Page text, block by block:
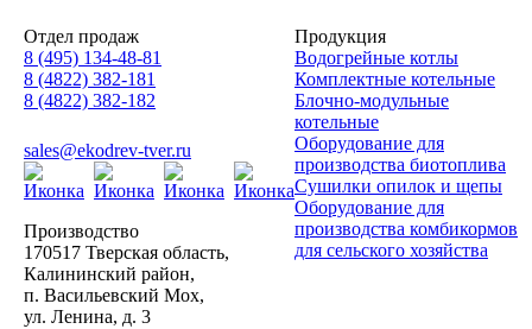
Отдел продаж
8 (495) 134-48-81
8 (4822) 382-181
8 (4822) 382-182
sales@ekodrev-tver.ru
Производство
170517 Тверская область,
Калининский район,
п. Васильевский Мох,
ул. Ленина, д. 3
Продукция
Водогрейные котлы
Комплектные котельные
Блочно-модульные
котельные
Оборудование для
производства биотоплива
Сушилки опилок и щепы
Оборудование для
производства комбикормов
для сельского хозяйства